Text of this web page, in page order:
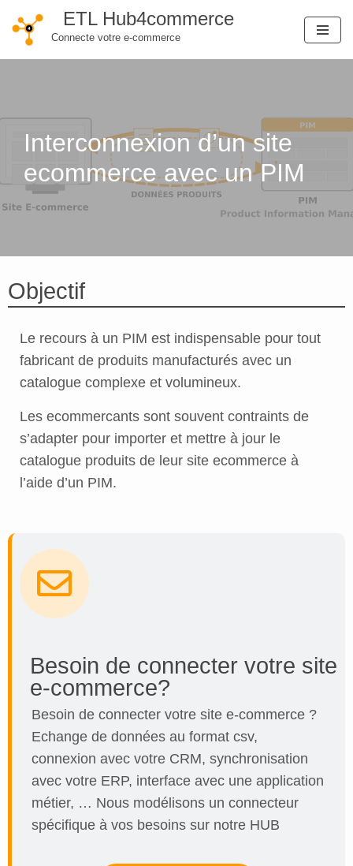
Aller
ETL Hub4commerce
Connecte votre e-commerce
Interconnexion d’un site
ecommerce avec un PIM
Objectif
Le recours à un PIM est indispensable pour tout
fabricant de produits manufacturés avec un
catalogue complexe et volumineux.
Les ecommercants sont souvent contraints de
s’adapter pour importer et mettre à jour le
catalogue produits de leur site ecommerce à
l’aide d’un PIM.
Besoin de connecter votre site
e-commerce?
Besoin de connecter votre site e-commerce ?
Echange de données au format csv,
connexion avec votre CRM, synchronisation
avec votre ERP, interface avec une application
métier, … Nous modélisons un connecteur
spécifique à vos besoins sur notre HUB